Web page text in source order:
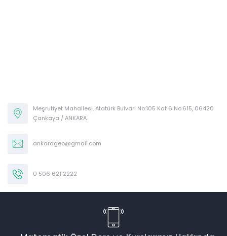
Meşrutiyet Mahallesi, Atatürk Bulvarı No:105 Kat 6 No:615, 06420
Çankaya / ANKARA
ankarageo@gmail.com
0 506 621 2222Yalçın ALGAN